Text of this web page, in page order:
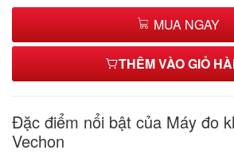
MUA NGAY
THÊM VÀO GIỎ
Đặc điểm nổi bật của Máy đo
Vechon